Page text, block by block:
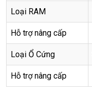
Loại RAM
Hỗ trợ nâng cấp
Loại Ổ Cứng
Hỗ trợ nâng cấp